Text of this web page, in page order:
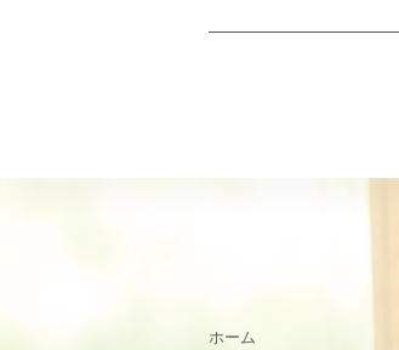
ホーム